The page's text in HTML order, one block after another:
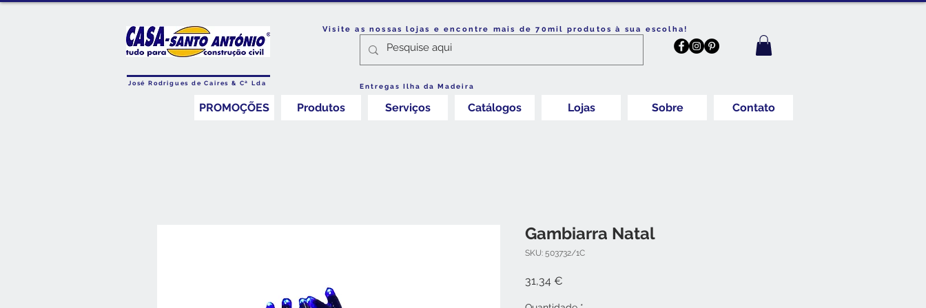
Visite as nossas lojas e encontre mais de 70mil produtos à sua escolha!
José Rodrigues de Caires & Cª Lda Entregas Ilha da Madeira
PROMOÇÕES Produtos Serviços Catálogos Lojas Sobre Contato
Gambiarra Natal
SKU: 503732/1C
31,34 €